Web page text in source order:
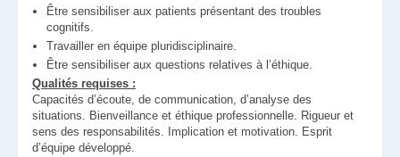
Être sensibiliser aux patients présentant des troubles
cognitifs.
Travailler en équipe pluridisciplinaire.
Être sensibiliser aux questions relatives à l’éthique.
Qualités requises :
Capacités d’écoute, de communication, d’analyse des
situations. Bienveillance et éthique professionnelle. Rigueur et
sens des responsabilités. Implication et motivation. Esprit
d’équipe développé.